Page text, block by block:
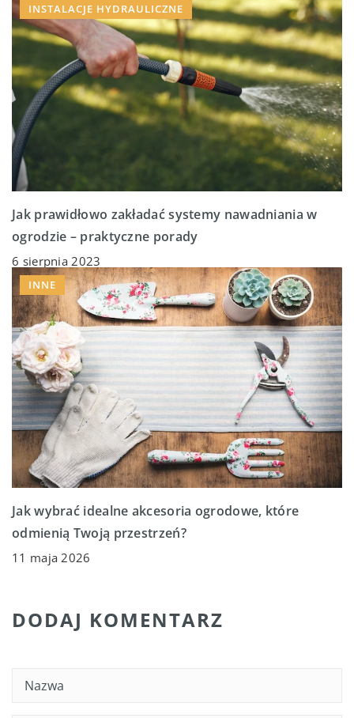
INSTALACJE HYDRAULICZNE
Jak prawidłowo zakładać systemy nawadniania w
ogrodzie – praktyczne porady
6 sierpnia 2023
INNE
Jak wybrać idealne akcesoria ogrodowe, które
odmienią Twoją przestrzeń?
11 maja 2026
DODAJ KOMENTARZ